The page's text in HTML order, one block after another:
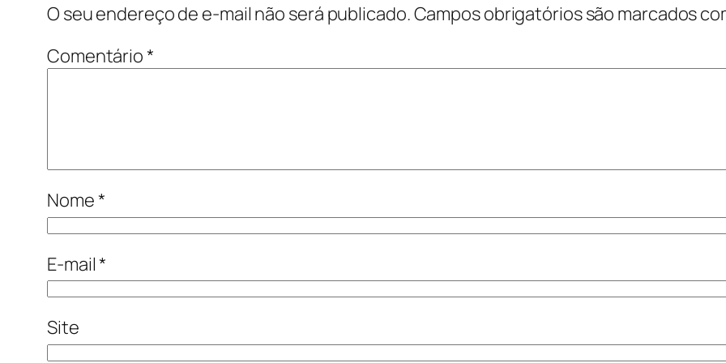
O seu endereço de e-mail não será publicado.Campos obrigatórios são marcados
Comentário*
Nome*
E-mail*
Site